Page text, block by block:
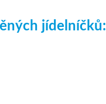
jídelníčků: